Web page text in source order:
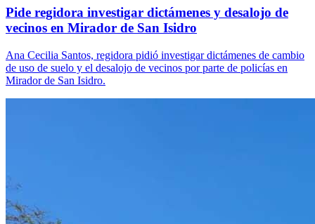
Pide regidora investigar dictámenes y desalojo de
vecinos en Mirador de San Isidro
Ana Cecilia Santos, regidora pidió investigar dictámenes de cambio
de uso de suelo y el desalojo de vecinos por parte de policías en
Mirador de San Isidro.